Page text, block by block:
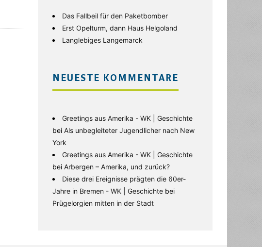
Das Fallbeil für den Paketbomber
Erst Opelturm, dann Haus Helgoland
Langlebiges Langemarck
NEUESTE KOMMENTARE
Greetings aus Amerika - WK | Geschichte
bei Als unbegleiteter Jugendlicher nach New
York
Greetings aus Amerika - WK | Geschichte
bei Arbergen – Amerika, und zurück?
Diese drei Ereignisse prägten die 60er-
Jahre in Bremen - WK | Geschichte bei
Prügelorgien mitten in der Stadt